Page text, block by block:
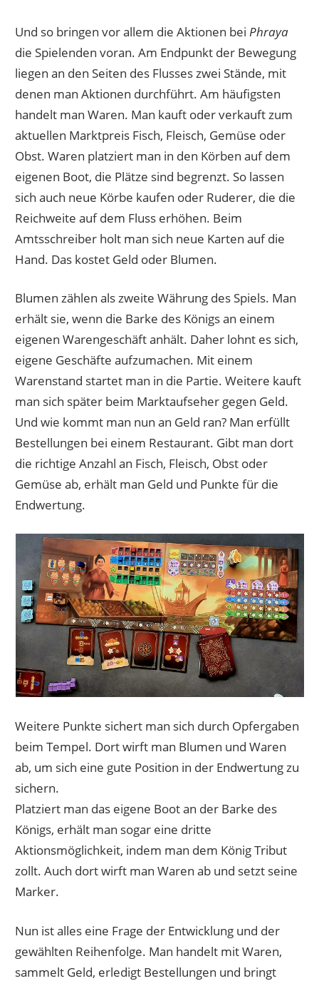
Und so bringen vor allem die Aktionen beiPhraya
die Spielenden voran. Am Endpunkt der Bewegung
liegen an den Seiten des Flusses zwei Stände, mit
denen man Aktionen durchführt. Am häufigsten
handelt man Waren. Man kauft oder verkauft zum
aktuellen Marktpreis Fisch, Fleisch, Gemüse oder
Obst. Waren platziert man in den Körben auf dem
eigenen Boot, die Plätze sind begrenzt. So lassen
sich auch neue Körbe kaufen oder Ruderer, die die
Reichweite auf dem Fluss erhöhen. Beim
Amtsschreiber holt man sich neue Karten auf die
Hand. Das kostet Geld oder Blumen.
Blumen zählen als zweite Währung des Spiels. Man
erhält sie, wenn die Barke des Königs an einem
eigenen Warengeschäft anhält. Daher lohnt es sich,
eigene Geschäfte aufzumachen. Mit einem
Warenstand startet man in die Partie. Weitere kauft
man sich später beim Marktaufseher gegen Geld.
Und wie kommt man nun an Geld ran? Man erfüllt
Bestellungen bei einem Restaurant. Gibt man dort
die richtige Anzahl an Fisch, Fleisch, Obst oder
Gemüse ab, erhält man Geld und Punkte für die
Endwertung.
Weitere Punkte sichert man sich durch Opfergaben
beim Tempel. Dort wirft man Blumen und Waren
ab, um sich eine gute Position in der Endwertung zu
sichern.
Platziert man das eigene Boot an der Barke des
Königs, erhält man sogar eine dritte
Aktionsmöglichkeit, indem man dem König Tribut
zollt. Auch dort wirft man Waren ab und setzt seine
Marker.
Nun ist alles eine Frage der Entwicklung und der
gewählten Reihenfolge. Man handelt mit Waren,
sammelt Geld, erledigt Bestellungen und bringt